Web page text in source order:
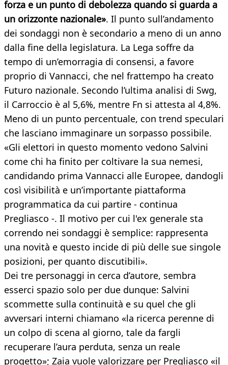
forza e un punto di debolezza quando si guarda a
un orizzonte nazionale». Il punto sull’andamento
dei sondaggi non è secondario a meno di un anno
dalla fine della legislatura. La Lega soffre da
tempo di un’emorragia di consensi, a favore
proprio di Vannacci, che nel frattempo ha creato
Futuro nazionale. Secondo l’ultima analisi di Swg,
il Carroccio è al 5,6%, mentre Fn si attesta al 4,8%.
Meno di un punto percentuale, con trend speculari
che lasciano immaginare un sorpasso possibile.
«Gli elettori in questo momento vedono Salvini
come chi ha finito per coltivare la sua nemesi,
candidando prima Vannacci alle Europee, dandogli
così visibilità e un’importante piattaforma
programmatica da cui partire - continua
Pregliasco -. Il motivo per cui l'ex generale sta
correndo nei sondaggi è semplice: rappresenta
una novità e questo incide di più delle sue singole
posizioni, per quanto discutibili».
Dei tre personaggi in cerca d’autore, sembra
esserci spazio solo per due dunque: Salvini
scommette sulla continuità e su quel che gli
avversari interni chiamano «la ricerca perenne di
un colpo di scena al giorno, tale da fargli
recuperare l’aura perduta, senza un reale
progetto»; Zaia vuole valorizzare per Pregliasco «il